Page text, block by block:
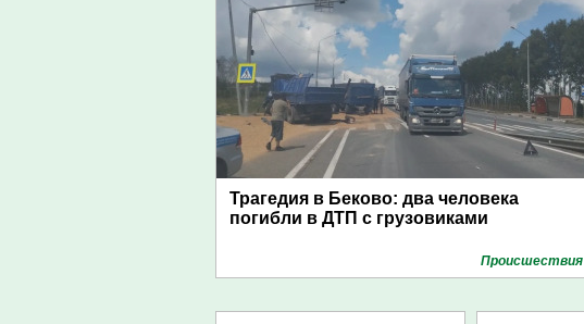
Трагедия в Беково: два человека
погибли в ДТП с грузовиками
Проиcшествия